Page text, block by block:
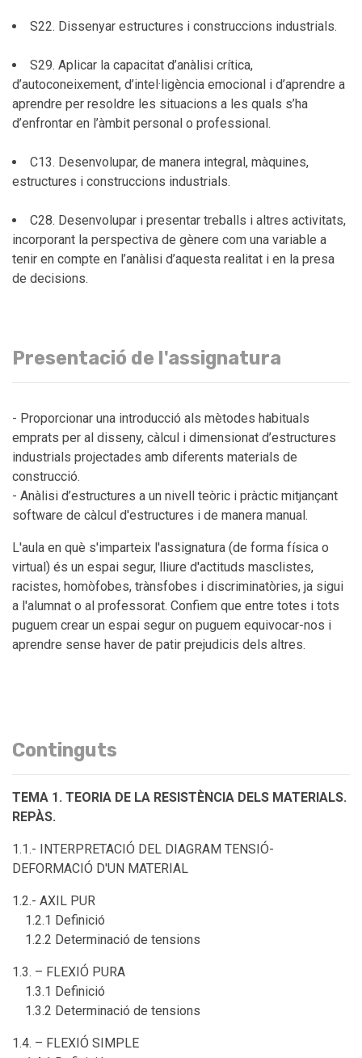
S22. Dissenyar estructures i construccions industrials.
S29. Aplicar la capacitat d’anàlisi crítica,
d’autoconeixement, d’intel·ligència emocional i d’aprendre a
aprendre per resoldre les situacions a les quals s’ha
d’enfrontar en l’àmbit personal o professional.
C13. Desenvolupar, de manera integral, màquines,
estructures i construccions industrials.
C28. Desenvolupar i presentar treballs i altres activitats,
incorporant la perspectiva de gènere com una variable a
tenir en compte en l’anàlisi d’aquesta realitat i en la presa
de decisions.
Presentació de l'assignatura
- Proporcionar una introducció als mètodes habituals
emprats per al disseny, càlcul i dimensionat d’estructures
industrials projectades amb diferents materials de
construcció.
- Anàlisi d’estructures a un nivell teòric i pràctic mitjançant
software de càlcul d'estructures i de manera manual.
L'aula en què s'imparteix l'assignatura (de forma física o
virtual) és un espai segur, lliure d'actituds masclistes,
racistes, homòfobes, trànsfobes i discriminatòries, ja sigui
a l'alumnat o al professorat. Confiem que entre totes i tots
puguem crear un espai segur on puguem equivocar-nos i
aprendre sense haver de patir prejudicis dels altres.
Continguts
TEMA 1. TEORIA DE LA RESISTÈNCIA DELS MATERIALS.
REPÀS.
1.1.- INTERPRETACIÓ DEL DIAGRAM TENSIÓ-
DEFORMACIÓ D'UN MATERIAL
1.2.- AXIL PUR
1.2.1 Definició
1.2.2 Determinació de tensions
1.3. – FLEXIÓ PURA
1.3.1 Definició
1.3.2 Determinació de tensions
1.4. – FLEXIÓ SIMPLE